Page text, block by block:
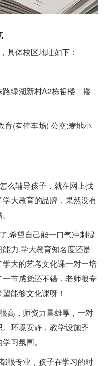
具体校区地址如下：
绿湖新村A2栋裙楼二楼
育(有停车场) 公交:麦地小
么辅导孩子，就在网上找
大教育的品牌，果然没有
,希望自己能一口气冲刺提
力,学大教育知名度还是
大的艺考文化课一对一培
节感觉还不错，老师很专
能够文化课呀！
高，师资力量雄厚，一对
环境安静，教学设施齐
习氛围。
很专业，孩子在学习的时